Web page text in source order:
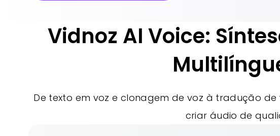
Vidnoz AI Voice:
De texto em voz e clonagem de voz à tradução de
criar áudio de